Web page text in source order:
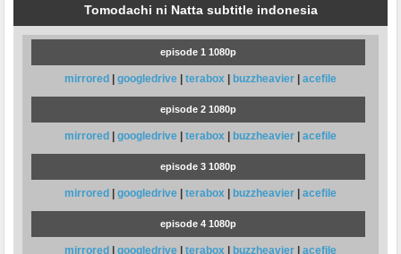
Tomodachi ni Natta subtitle indonesia
episode 1 1080p
mirrored googledrive terabox buzzheavier acefile
episode 2 1080p
mirrored googledrive terabox buzzheavier acefile
episode 3 1080p
mirrored googledrive terabox buzzheavier acefile
episode 4 1080p
mirrored googledrive terabox buzzheavier acefile